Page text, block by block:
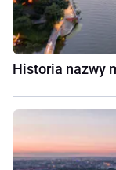
Historia nazwy